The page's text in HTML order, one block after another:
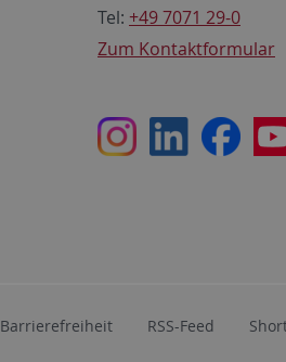
Tel: +49 7071 29-0
Zum Kontaktformular
InstagramLinkedInFacebook
Barrierefreiheit RSS-Feed